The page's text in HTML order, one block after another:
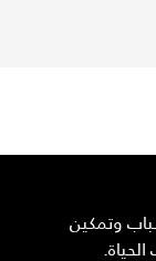
وتمكين